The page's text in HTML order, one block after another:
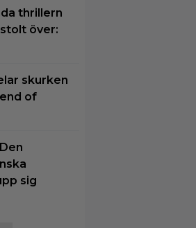
thrillern
över:
skurken
of
sig